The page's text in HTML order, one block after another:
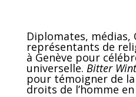
Diplomates, médias,
représentants de
à Genève pour
universelle. Bitter
pour témoigner de
droits de l’homme en